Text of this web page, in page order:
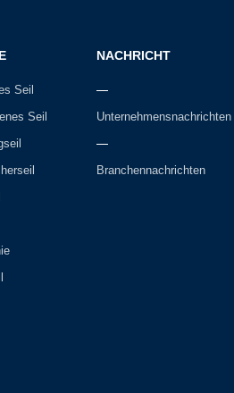
Seil
Seil
NACHRICHT
Unternehmensnachrichten
Branchennachrichten